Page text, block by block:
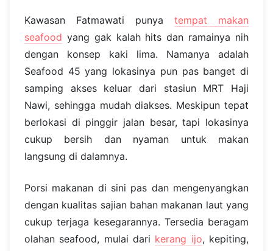
Kawasan Fatmawati punya tempat makan
seafood yang gak kalah hits dan ramainya nih
dengan konsep kaki lima. Namanya adalah
Seafood 45 yang lokasinya pun pas banget di
samping akses keluar dari stasiun MRT Haji
Nawi, sehingga mudah diakses. Meskipun tepat
berlokasi di pinggir jalan besar, tapi lokasinya
cukup bersih dan nyaman untuk makan
langsung di dalamnya.
Porsi makanan di sini pas dan mengenyangkan
dengan kualitas sajian bahan makanan laut yang
cukup terjaga kesegarannya. Tersedia beragam
olahan seafood, mulai dari kerang ijo, kepiting,